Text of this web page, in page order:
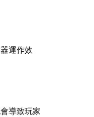
運作效
導致玩家